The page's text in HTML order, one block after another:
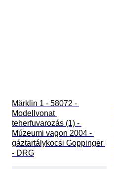
Märklin 1 - 58072 -
Modellvonat
teherfuvarozás (1) -
Múzeumi vagon 2004 -
gáztartálykocsi Goppinger
- DRG